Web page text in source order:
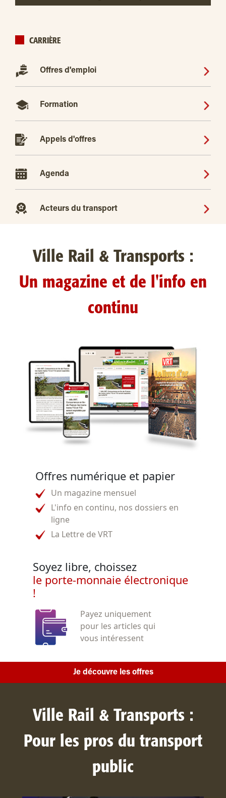
CARRIÈRE
Offres d'emploi
Formation
Appels d'offres
Agenda
Acteurs du transport
Ville Rail & Transports :
Un magazine et de l'info en
continu
Offres numérique et papier
Un magazine mensuel
L'info en continu, nos dossiers en
ligne
La Lettre de VRT
Soyez libre, choissez
le porte-monnaie électronique
!
Payez uniquement
pour les articles qui
vous intéressent
Je découvre les offres
Ville Rail & Transports :
Pour les pros du transport
public